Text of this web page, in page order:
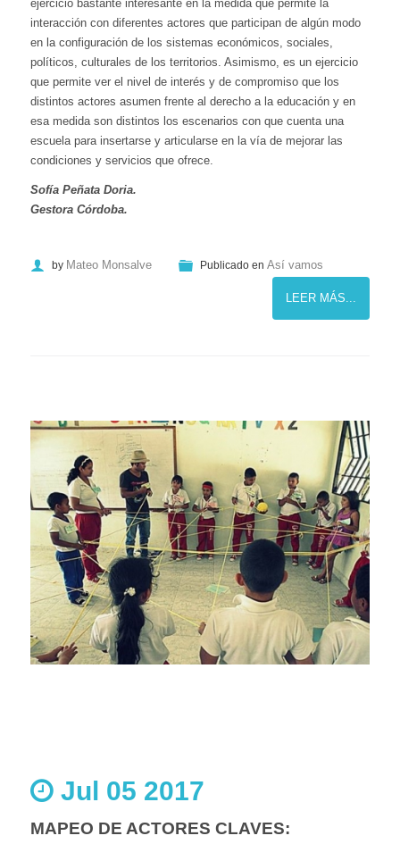
ejercicio bastante interesante en la medida que permite la
interacción con diferentes actores que participan de algún modo
en la configuración de los sistemas económicos, sociales,
políticos, culturales de los territorios. Asimismo, es un ejercicio
que permite ver el nivel de interés y de compromiso que los
distintos actores asumen frente al derecho a la educación y en
esa medida son distintos los escenarios con que cuenta una
escuela para insertarse y articularse en la vía de mejorar las
condiciones y servicios que ofrece.
Sofía Peñata Doria.
Gestora Córdoba.
by Mateo Monsalve Publicado en Así vamos
LEER MÁS...
Jul 05 2017
MAPEO DE ACTORES CLAVES: